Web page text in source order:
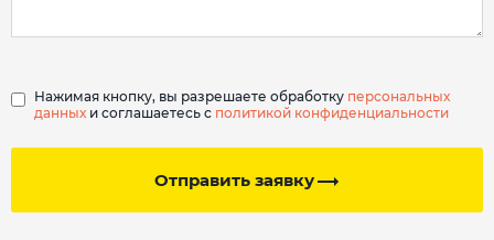
Отправить заявку
Нажимая кнопку, вы разрешаете обработку персональных
данных и соглашаетесь с политикой конфиденциальности